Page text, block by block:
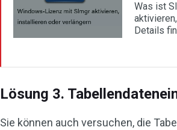
Was ist
Details
Lösung 3.
Sie können auch versuchen, die